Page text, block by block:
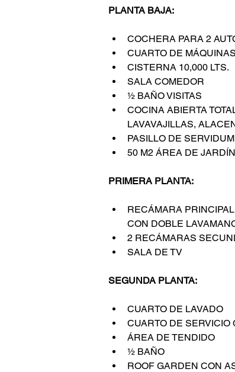
PLANTA BAJA:
COCHERA PARA 2
CUARTO DE MÁQUINAS
CISTERNA 10,000 LTS.
SALA COMEDOR
½ BAÑO VISITAS
COCINA ABIERTA
LAVAVAJILLAS,
PASILLO DE
50 M2 ÁREA DE JARDÍN
PRIMERA PLANTA:
RECÁMARA
CON DOBLE
2 RECÁMARAS
SALA DE TV
SEGUNDA PLANTA:
CUARTO DE LAVADO
CUARTO DE SERVICIO
ÁREA DE TENDIDO
½ BAÑO
ROOF GARDEN CON